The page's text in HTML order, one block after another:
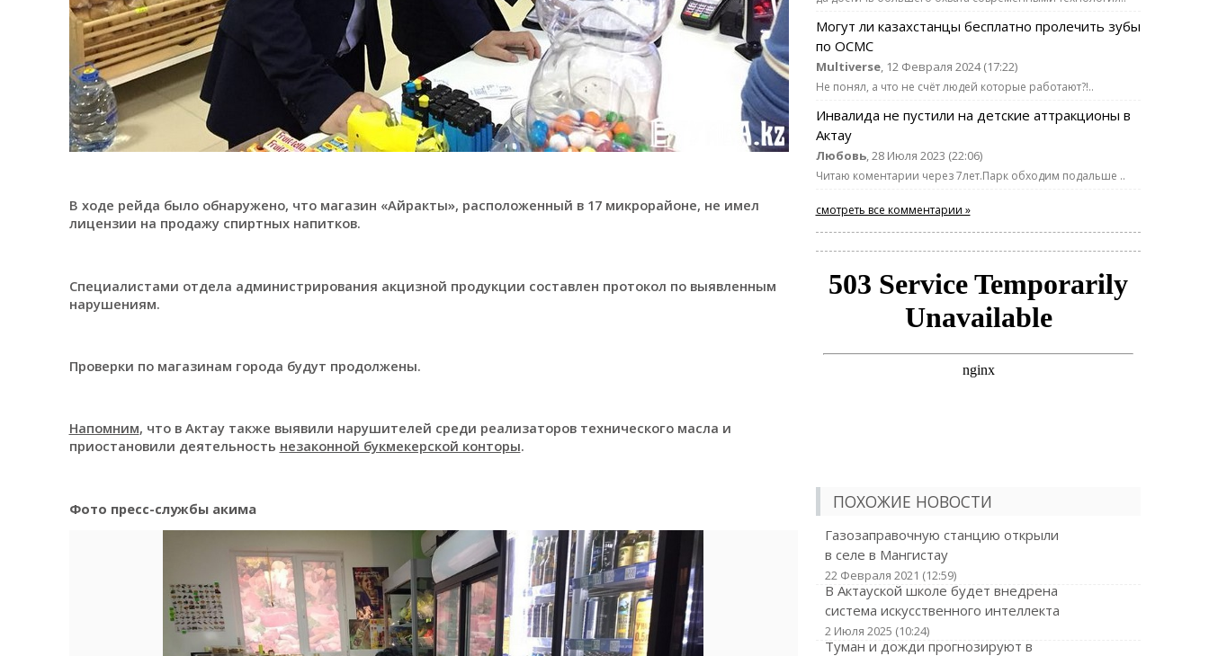
В ходе рейда было обнаружено, что магазин «Айракты», расположенный в 17 микрорайоне, не имел
лицензии на продажу спиртных напитков.
Специалистами отдела администрирования акцизной продукции составлен протокол по выявленным
нарушениям.
Проверки по магазинам города будут продолжены.
Напомним, что в Актау также выявили нарушителей среди реализаторов технического масла и
приостановили деятельность незаконной букмекерской конторы.
Фото пресс-службы акима
Могут ли казахстанцы бесплатно пролечить зубы
по ОСМС
Multiverse, 12 Февраля 2024 (17:22)
Не понял, а что не счёт людей которые работают?!..
Инвалида не пустили на детские аттракционы в
Актау
Любовь, 28 Июля 2023 (22:06)
Читаю коментарии через 7лет.Парк обходим подальше ..
смотреть все комментарии »
ПОХОЖИЕ НОВОСТИ
Газозаправочную станцию открыли
в селе в Мангистау
22 Февраля 2021 (12:59)
В Актауской школе будет внедрена
система искусственного интеллекта
2 Июля 2025 (10:24)
Туман и дожди прогнозируют в